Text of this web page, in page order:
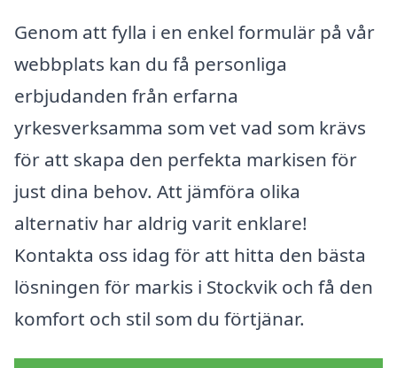
Genom att fylla i en enkel formulär på vår
webbplats kan du få personliga
erbjudanden från erfarna
yrkesverksamma som vet vad som krävs
för att skapa den perfekta markisen för
just dina behov. Att jämföra olika
alternativ har aldrig varit enklare!
Kontakta oss idag för att hitta den bästa
lösningen för markis i Stockvik och få den
komfort och stil som du förtjänar.